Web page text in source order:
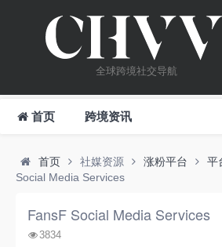
全球跨境社交导航
首页 跨境资讯
首页 社媒资源 涨粉平台 平
Social Media Services
FansF Social Media Services
3834